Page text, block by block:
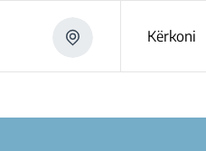
Kërkoni